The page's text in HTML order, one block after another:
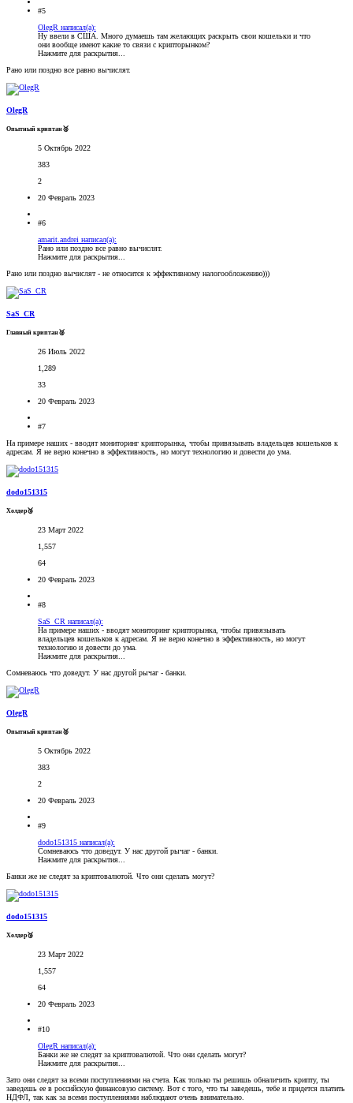
#5
OlegR написал(а):
Ну ввели в США. Много думаешь там желающих раскрыть свои кошельки и что
они вообще имеют какие то связи с крипторынком?
Нажмите для раскрытия...
Рано или поздно все равно вычислят.
OlegR
Опытный криптан🥈
5 Октябрь 2022
383
2
20 Февраль 2023
#6
amarit.andrei написал(а):
Рано или поздно все равно вычислят.
Нажмите для раскрытия...
Рано или поздно вычислят - не относится к эффективному налогообложению)))
SaS_CR
Главный криптан🥈
26 Июль 2022
1,289
33
20 Февраль 2023
#7
На примере наших - вводят мониторинг крипторынка, чтобы привязывать владельцев кошельков к
адресам. Я не верю конечно в эффективность, но могут технологию и довести до ума.
dodo151315
Холдер🥉
23 Март 2022
1,557
64
20 Февраль 2023
#8
SaS_CR написал(а):
На примере наших - вводят мониторинг крипторынка, чтобы привязывать
владельцев кошельков к адресам. Я не верю конечно в эффективность, но могут
технологию и довести до ума.
Нажмите для раскрытия...
Сомневаюсь что доведут. У нас другой рычаг - банки.
OlegR
Опытный криптан🥈
5 Октябрь 2022
383
2
20 Февраль 2023
#9
dodo151315 написал(а):
Сомневаюсь что доведут. У нас другой рычаг - банки.
Нажмите для раскрытия...
Банки же не следят за криптовалютой. Что они сделать могут?
dodo151315
Холдер🥉
23 Март 2022
1,557
64
20 Февраль 2023
#10
OlegR написал(а):
Банки же не следят за криптовалютой. Что они сделать могут?
Нажмите для раскрытия...
Зато они следят за всеми поступлениями на счета. Как только ты решишь обналичить крипту, ты
заведешь ее в российскую финансовую систему. Вот с того, что ты заведешь, тебе и придется платить
НДФЛ, так как за всеми поступлениями наблюдают очень внимательно.